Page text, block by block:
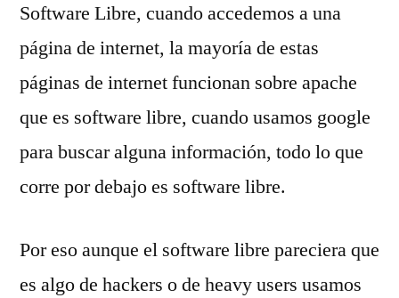
Software Libre, cuando accedemos a una
página de internet, la mayoría de estas
páginas de internet funcionan sobre apache
que es software libre, cuando usamos google
para buscar alguna información, todo lo que
corre por debajo es software libre.
Por eso aunque el software libre pareciera que
es algo de hackers o de heavy users usamos